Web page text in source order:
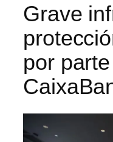
Grave
por